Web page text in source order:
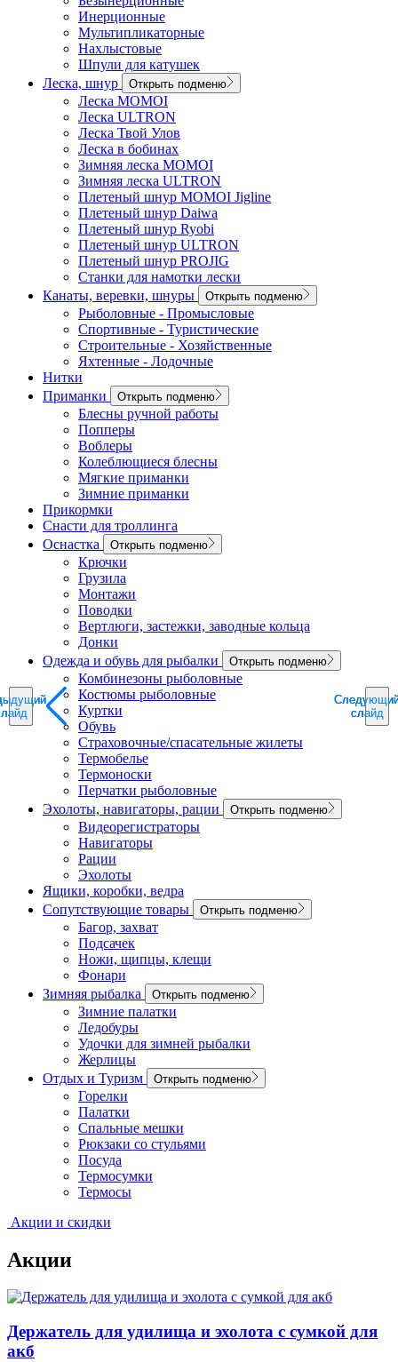
Инерционные
Мультипликаторные
Нахлыстовые
Шпули для катушек
Леска, шнур
Открыть подменю
Леска MOMOI
Леска ULTRON
Леска Твой Улов
Леска в бобинах
Зимняя леска MOMOI
Зимняя леска ULTRON
Плетеный шнур MOMOI Jigline
Плетеный шнур Daiwa
Плетеный шнур Ryobi
Плетеный шнур ULTRON
Плетеный шнур PROJIG
Станки для намотки лески
Канаты, веревки, шнуры
Открыть подменю
Рыболовные - Промысловые
Спортивные - Туристические
Строительные - Хозяйственные
Яхтенные - Лодочные
Нитки
Приманки
Открыть подменю
Блесны ручной работы
Попперы
Воблеры
Колеблющиеся блесны
Мягкие приманки
Зимние приманки
Прикормки
Снасти для троллинга
Оснастка
Открыть подменю
Крючки
Грузила
Монтажи
Поводки
Вертлюги, застежки, заводные кольца
Донки
Одежда и обувь для рыбалки
Открыть подменю
Комбинезоны рыболовные
Костюмы рыболовные
Куртки
Обувь
Страховочные/спасательные жилеты
Термобелье
Термоноски
Перчатки рыболовные
Эхолоты, навигаторы, рации
Открыть подменю
Видеорегистраторы
Навигаторы
Рации
Эхолоты
Ящики, коробки, ведра
Сопутствующие товары
Открыть подменю
Багор, захват
Подсачек
Ножи, щипцы, клещи
Фонари
Зимняя рыбалка
Открыть подменю
Зимние палатки
Ледобуры
Удочки для зимней рыбалки
Жерлицы
Отдых и Туризм
Открыть подменю
Горелки
Палатки
Спальные мешки
Рюкзаки со стульями
Посуда
Термосумки
Термосы
Акции и скидки
Акции
слайд
Держатель для удилища и эхолота с сумкой для
акб
слайд
слайд